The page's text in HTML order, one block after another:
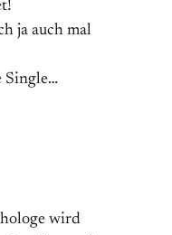
ja auch mal
Single…
wird